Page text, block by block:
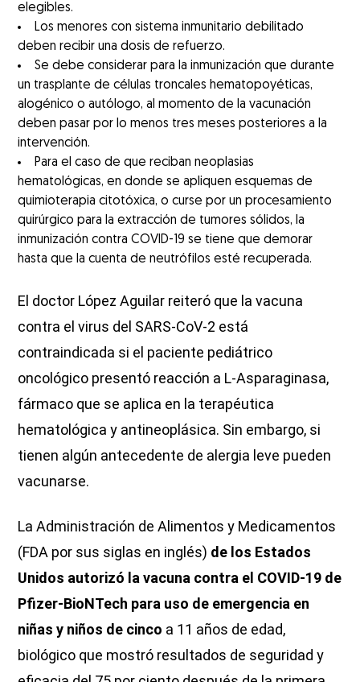
elegibles.
Los menores con sistema inmunitario debilitado
deben recibir una dosis de refuerzo.
Se debe considerar para la inmunización que durante
un trasplante de células troncales hematopoyéticas,
alogénico o autólogo, al momento de la vacunación
deben pasar por lo menos tres meses posteriores a la
intervención.
Para el caso de que reciban neoplasias
hematológicas, en donde se apliquen esquemas de
quimioterapia citotóxica, o curse por un procesamiento
quirúrgico para la extracción de tumores sólidos, la
inmunización contra COVID-19 se tiene que demorar
hasta que la cuenta de neutrófilos esté recuperada.
El doctor López Aguilar reiteró que la vacuna
contra el virus del SARS-CoV-2 está
contraindicada si el paciente pediátrico
oncológico presentó reacción a L-Asparaginasa,
fármaco que se aplica en la terapéutica
hematológica y antineoplásica. Sin embargo, si
tienen algún antecedente de alergia leve pueden
vacunarse.
La Administración de Alimentos y Medicamentos
(FDA por sus siglas en inglés) de los Estados
Unidos autorizó la vacuna contra el COVID-19 de
Pfizer-BioNTech para uso de emergencia en
niñas y niños de cinco a 11 años de edad,
biológico que mostró resultados de seguridad y